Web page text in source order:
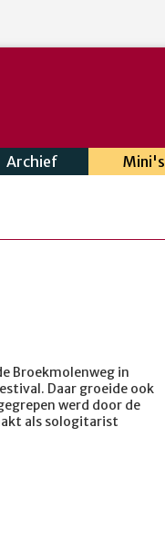
Archief Mini's
Broekmolenweg in
Daar groeide ook
werd door de
als sologitarist